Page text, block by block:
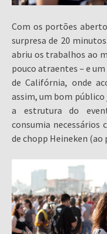
Com os portões
surpresa de 20
abriu os trabalhos ao
pouco atraentes – e
de Califórnia, onde
assim, um bom
a estrutura do
consumia necessários
de chopp Heineken (ao